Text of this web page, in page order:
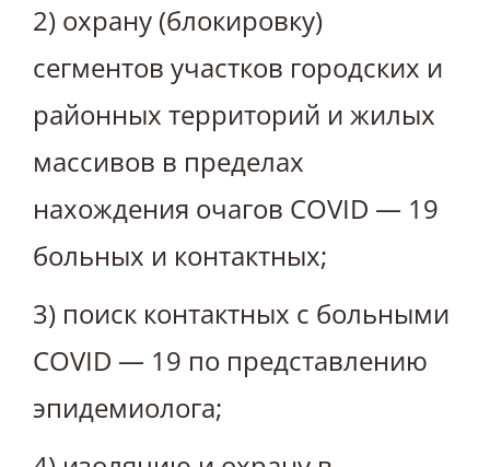
2) охрану (блокировку)
сегментов участков городских и
районных территорий и жилых
массивов в пределах
нахождения очагов COVID — 19
больных и контактных;
3) поиск контактных с больными
COVID — 19 по представлению
эпидемиолога;